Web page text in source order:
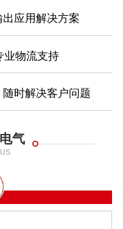
应用解决方案
业物流支持
时解决客户问题
气